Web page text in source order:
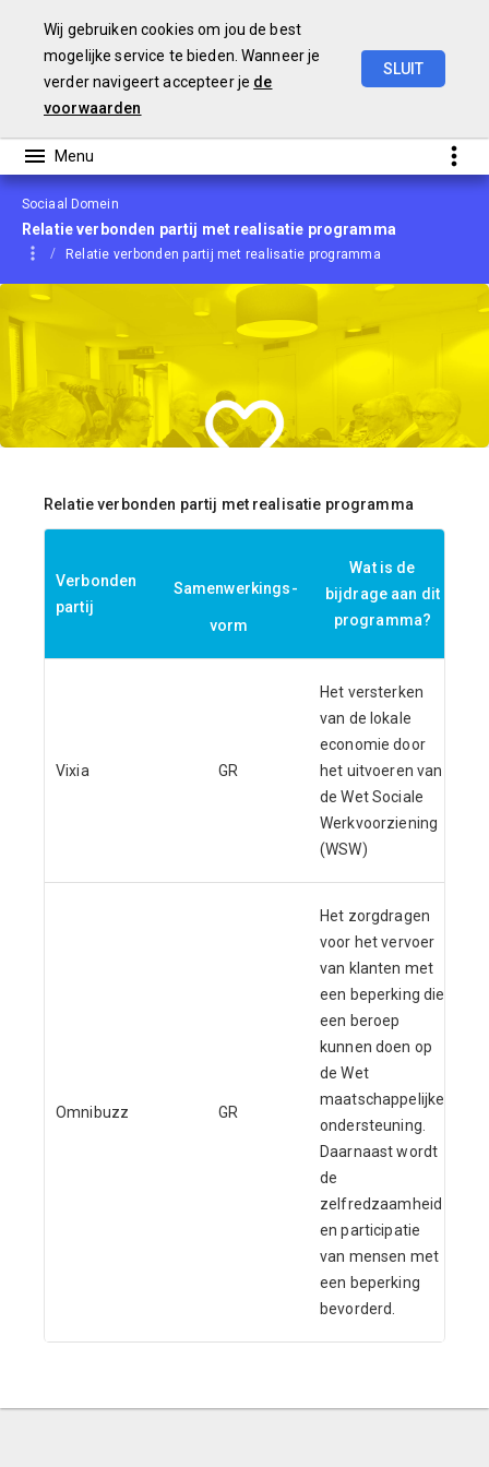
Sociaal Domein
Relatie verbonden partij met realisatie programma
Relatie verbonden partij met realisatie programma
Relatie verbonden partij met realisatie programma
Verbonden
partij
Samenwerkings-
vorm
Wat is de
bijdrage aan dit
programma?
Vixia GR
Het versterken
van de lokale
economie door
het uitvoeren van
de Wet Sociale
Werkvoorziening
(WSW)
Omnibuzz GR
Het zorgdragen
voor het vervoer
van klanten met
een beperking die
een beroep
kunnen doen op
de Wet
maatschappelijke
ondersteuning.
Daarnaast wordt
de
zelfredzaamheid
en participatie
van mensen met
een beperking
bevorderd.
Wij gebruiken cookies om jou de best
mogelijke service te bieden. Wanneer je
verder navigeert accepteer je de
voorwaarden
SLUIT